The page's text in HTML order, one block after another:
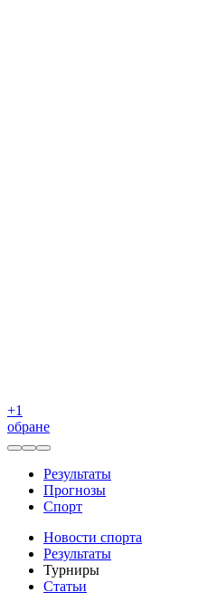
+1
обране
Результаты
Прогнозы
Спорт
Новости спорта
Результаты
Турниры
Статьи